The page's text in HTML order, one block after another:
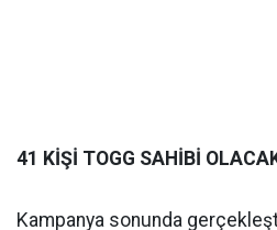
41 KİŞİ TOGG SAHİBİ
Kampanya sonunda